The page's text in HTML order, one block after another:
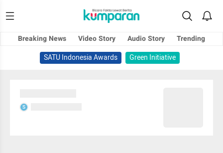
Breaking News Video Story Audio Story
Trending
SATU Indonesia Awards
Green Initiative
S